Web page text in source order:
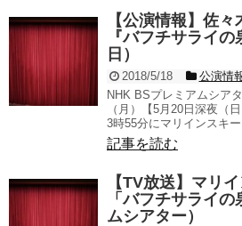
【公演情報】佐
『バフチサライ
日）
2018/5/18
公演情
NHK BSプレミアムシア
（月）【5月20日深夜（
3時55分にマリインスキー
記事を読む
【TV放送】マリ
「バフチサライ
ムシアター）